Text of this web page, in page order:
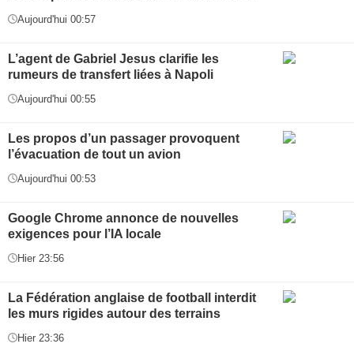
Aujourd'hui 00:57
L’agent de Gabriel Jesus clarifie les
rumeurs de transfert liées à Napoli
Aujourd'hui 00:55
Les propos d’un passager provoquent
l’évacuation de tout un avion
Aujourd'hui 00:53
Google Chrome annonce de nouvelles
exigences pour l’IA locale
Hier 23:56
La Fédération anglaise de football interdit
les murs rigides autour des terrains
Hier 23:36